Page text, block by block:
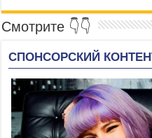
Смотрите 👇👇